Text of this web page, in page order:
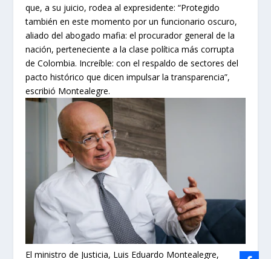
que, a su juicio, rodea al expresidente: “Protegido
también en este momento por un funcionario oscuro,
aliado del abogado mafia: el procurador general de la
nación, perteneciente a la clase política más corrupta
de Colombia. Increíble: con el respaldo de sectores del
pacto histórico que dicen impulsar la transparencia”,
escribió Montealegre.
El ministro de Justicia, Luis Eduardo Montealegre,